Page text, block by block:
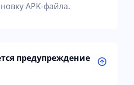
APK-файла.
предупреждение